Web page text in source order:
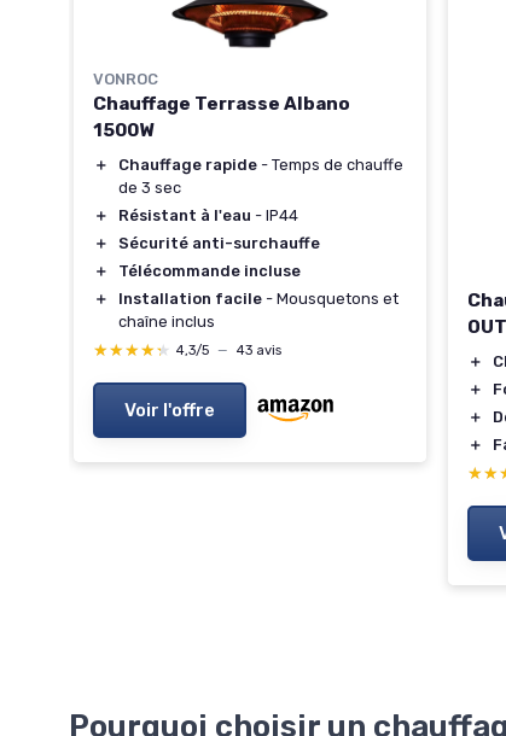
VONROC
Chauffage Terrasse Albano
1500W
＋ Chauffage rapide - Temps de chauffe
de 3 sec
＋
Résistant à l'eau - IP44
＋
Sécurité anti-surchauffe
＋
Télécommande incluse
＋
Installation facile - Mousquetons et
chaîne inclus
★★★★★
★★★★★ 4,3/5 — 43 avis
Voir l'offre
＋
＋
＋
＋
Pourquoi choisir un